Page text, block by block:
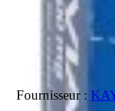
Fournisseur :